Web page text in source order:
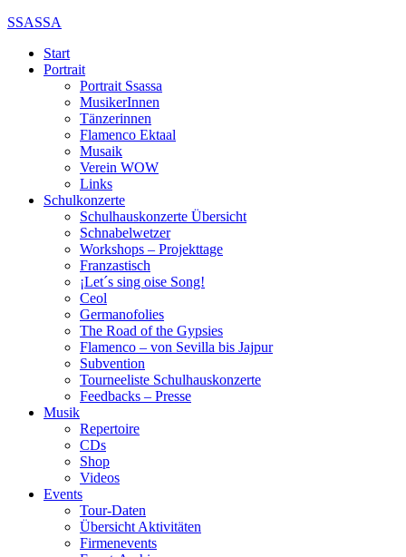
SSASSA
Start
Portrait
Portrait Ssassa
MusikerInnen
Tänzerinnen
Flamenco Ektaal
Musaik
Verein WOW
Links
Schulkonzerte
Schulhauskonzerte Übersicht
Schnabelwetzer
Workshops – Projekttage
Franzastisch
¡Let´s sing oise Song!
Ceol
Germanofolies
The Road of the Gypsies
Flamenco – von Sevilla bis Jajpur
Subvention
Tourneeliste Schulhauskonzerte
Feedbacks – Presse
Musik
Repertoire
CDs
Shop
Videos
Events
Tour-Daten
Übersicht Aktivitäten
Firmenevents